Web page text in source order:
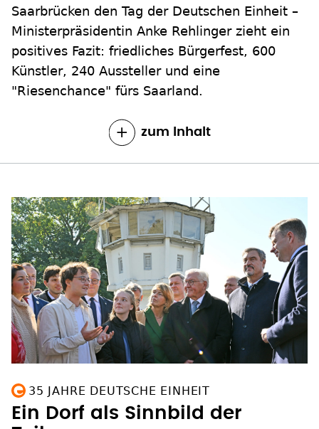
Saarbrücken den Tag der Deutschen Einheit –
Ministerpräsidentin Anke Rehlinger zieht ein
positives Fazit: friedliches Bürgerfest, 600
Künstler, 240 Aussteller und eine
"Riesenchance" fürs Saarland.
zum Inhalt
35 JAHRE DEUTSCHE EINHEIT
Ein Dorf als Sinnbild der